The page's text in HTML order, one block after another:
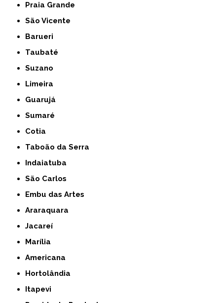
Praia Grande
São Vicente
Barueri
Taubaté
Suzano
Limeira
Guarujá
Sumaré
Cotia
Taboão da Serra
Indaiatuba
São Carlos
Embu das Artes
Araraquara
Jacareí
Marília
Americana
Hortolândia
Itapevi